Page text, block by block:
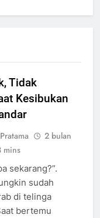
Tidak
Kesibukan
2 bulan
mins
sekarang?”.
sudah
di telinga
bertemu